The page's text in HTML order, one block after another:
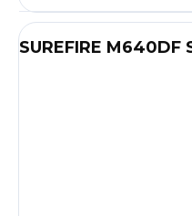
SUREFIRE M640DF